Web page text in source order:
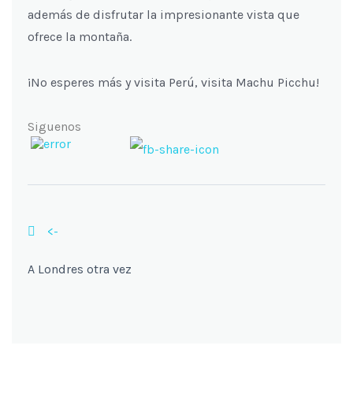
además de disfrutar la impresionante vista que
ofrece la montaña.
¡No esperes más y visita Perú, visita Machu Picchu!
Siguenos
<-
A Londres otra vez